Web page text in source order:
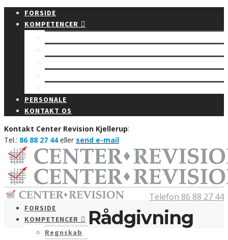
FORSIDE
KOMPETENCER
PERSONALE
KONTAKT OS
Kontakt Center Revision Kjellerup:
Tel.: 86 88 27 44eller send e-mail
Telefon 86 88 27 44
FORSIDE
KOMPETENCER
Regnskab
Rådgivning